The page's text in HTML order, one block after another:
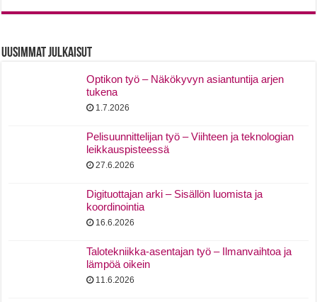
Uusimmat Julkaisut
Optikon työ – Näkökyvyn asiantuntija arjen
tukena
1.7.2026
Pelisuunnittelijan työ – Viihteen ja teknologian
leikkauspisteessä
27.6.2026
Digituottajan arki – Sisällön luomista ja
koordinointia
16.6.2026
Talotekniikka-asentajan työ – Ilmanvaihtoa ja
lämpöä oikein
11.6.2026